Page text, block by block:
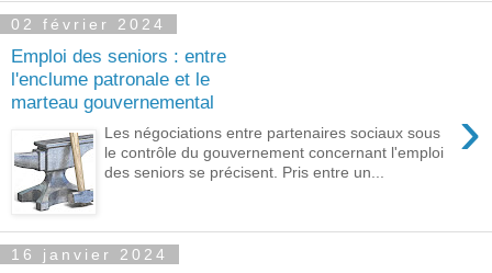
02 février 2024
Emploi des seniors : entre
l'enclume patronale et le
marteau gouvernemental
›
Les négociations entre partenaires sociaux sous
le contrôle du gouvernement concernant l'emploi
des seniors se précisent. Pris entre un...
16 janvier 2024